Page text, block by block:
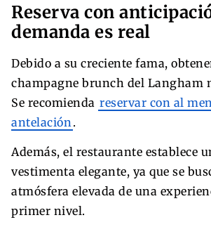
Reserva con
demanda es real
Debido a su creciente fama,
champagne brunch del Langham
Se recomienda reservar con al
antelación .
Además, el restaurante establece
vestimenta elegante, ya que se
atmósfera elevada de una
primer nivel.